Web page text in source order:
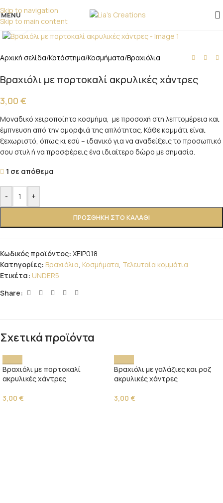
Skip to navigation
Skip to main content
επικοινωνήστε μαζί μας!
MENU
Click to enlarge
Αρχική σελίδα/Κατάστημα/Κοσμήματα/Βραχιόλια
Βραχιόλι με πορτοκαλί ακρυλικές χάντρες
3,00 €
Μοναδικό χειροποίητο κοσμήμα, με προσοχή στη λεπτομέρεια και
έμπνευση από την ομορφιά της απλότητας. Κάθε κομμάτι είναι
ξεχωριστό, όπως κι εσύ – ιδανικό για να αναδείξεις το προσωπικό
σου στυλ ή να προσφέρεις ένα ιδιαίτερο δώρο με σημασία.
1 σε απόθεμα
- +
ΠΡΟΣΘΉΚΗ ΣΤΟ ΚΑΛΆΘΙ
Κωδικός προϊόντος: ΧΕΙΡ018
Κατηγορίες: Βραχιόλια, Κοσμήματα, Τελευταία κομμάτια
Ετικέτα: UNDER5
Share:
Σχετικά προϊόντα
Βραχιόλι με πορτοκαλί
ακρυλικές χάντρες
3,00 €
Βραχιόλι με γαλάζιες και ροζ
ακρυλικές χάντρες
3,00 €